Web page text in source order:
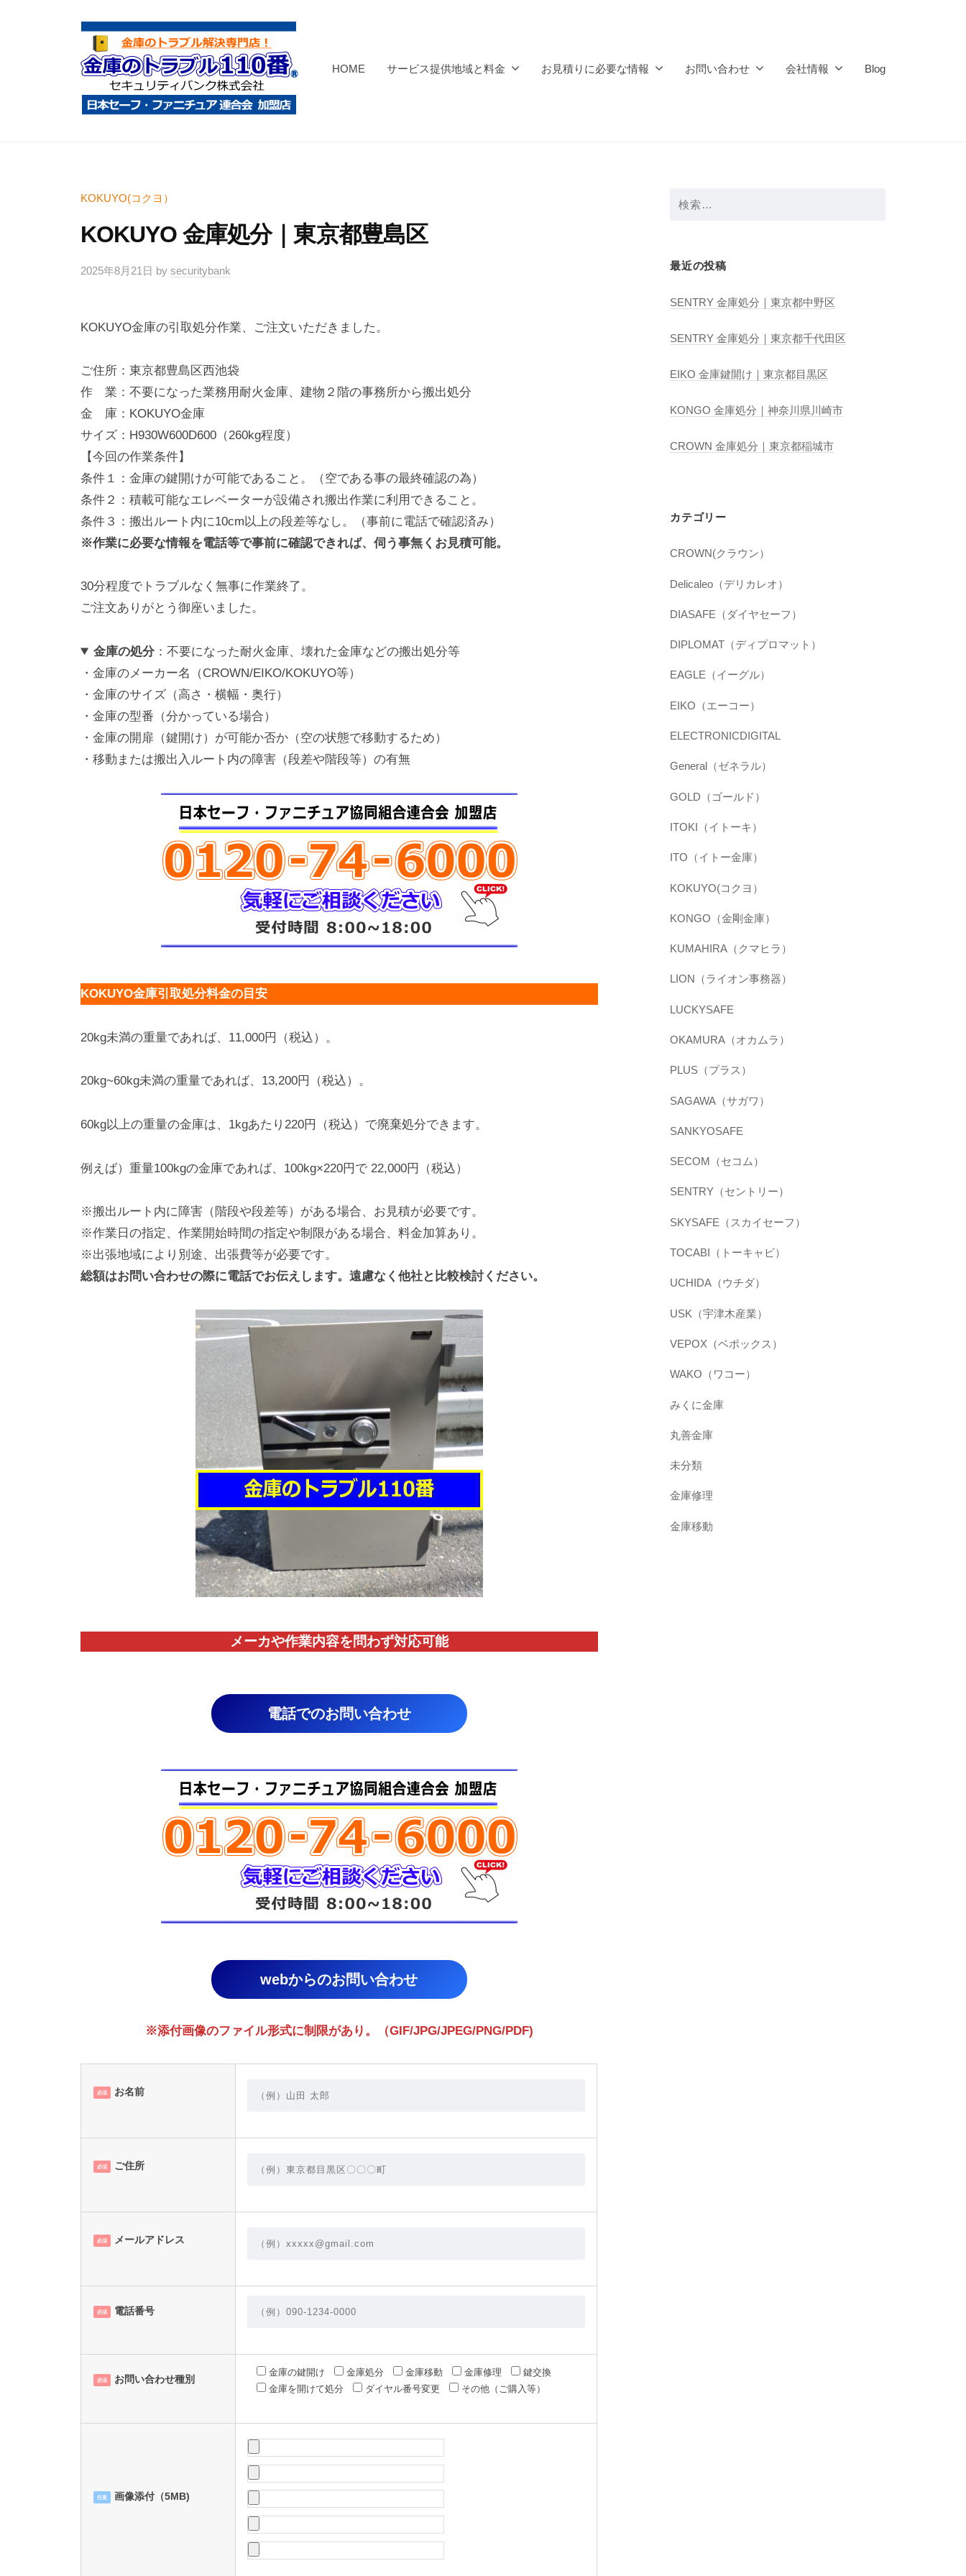
ト
ラ
ブ
ル
1
番
・
分
修
理
等
の
専
門
店
HOME サービス提供地域と料金 お見積りに必要な情報 お問い合わせ 会社情報 Blog
KOKUYO(コクヨ）
KOKUYO 金庫処分｜東京都豊島区
2025年8月21日 by securitybank
KOKUYO金庫の引取処分作業、ご注文いただきました。
ご住所：東京都豊島区西池袋
作 業：不要になった業務用耐火金庫、建物２階の事務所から搬出処分
金 庫：KOKUYO金庫
サイズ：H930W600D600（260kg程度）
【今回の作業条件】
条件１：金庫の鍵開けが可能であること。（空である事の最終確認の為）
条件２：積載可能なエレベーターが設備され搬出作業に利用できること。
条件３：搬出ルート内に10cm以上の段差等なし。（事前に電話で確認済み）
※作業に必要な情報を電話等で事前に確認できれば、伺う事無くお見積可能。
30分程度でトラブルなく無事に作業終了。
ご注文ありがとう御座いました。
金庫の処分 ：不要になった耐火金庫、壊れた金庫などの搬出処分等
・金庫のメーカー名（CROWN/EIKO/KOKUYO等）
・金庫のサイズ（高さ・横幅・奥行）
・金庫の型番（分かっている場合）
・金庫の開扉（鍵開け）が可能か否か（空の状態で移動するため）
・移動または搬出入ルート内の障害（段差や階段等）の有無
KOKUYO金庫引取処分料金の目安
20kg未満の重量であれば、11,000円（税込）。
20kg~60kg未満の重量であれば、13,200円（税込）。
60kg以上の重量の金庫は、1kgあたり220円（税込）で廃棄処分できます。
例えば）重量100kgの金庫であれば、100kg×220円で 22,000円（税込）
※搬出ルート内に障害（階段や段差等）がある場合、お見積が必要です。
※作業日の指定、作業開始時間の指定や制限がある場合、料金加算あり。
※出張地域により別途、出張費等が必要です。
総額はお問い合わせの際に電話でお伝えします。遠慮なく他社と比較検討ください。
メーカや作業内容を問わず対応可能
電話でのお問い合わせ
webからのお問い合わせ
※添付画像のファイル形式に制限があり。（GIF/JPG/JPEG/PNG/PDF)
必須 お名前
必須 ご住所
必須 メールアドレス
必須 電話番号
必須 お問い合わせ種別
金庫の鍵開け 金庫処分 金庫移動 金庫修理
鍵交換
金庫を開けて処分
ダイヤル番号変更 その他（ご購入等）
任意 画像添付（5MB)
検
最近の投稿
SENTRY 金庫処分｜東京都中野区
SENTRY 金庫処分｜東京都千代田区
EIKO 金庫鍵開け｜東京都目黒区
KONGO 金庫処分｜神奈川県川崎市
CROWN 金庫処分｜東京都稲城市
カテゴリー
CROWN(クラウン）
Delicaleo（デリカレオ）
DIASAFE（ダイヤセーフ）
DIPLOMAT（ディプロマット）
EAGLE（イーグル）
EIKO（エーコー）
ELECTRONICDIGITAL
General（ゼネラル）
GOLD（ゴールド）
ITOKI（イトーキ）
ITO（イトー金庫）
KOKUYO(コクヨ）
KONGO（金剛金庫）
KUMAHIRA（クマヒラ）
LION（ライオン事務器）
LUCKYSAFE
OKAMURA（オカムラ）
PLUS（プラス）
SAGAWA（サガワ）
SANKYOSAFE
SECOM（セコム）
SENTRY（セントリー）
SKYSAFE（スカイセーフ）
TOCABI（トーキャビ）
UCHIDA（ウチダ）
USK（宇津木産業）
VEPOX（ベポックス）
WAKO（ワコー）
みくに金庫
丸善金庫
未分類
金庫修理
金庫移動
庫
の
ト
ラ
ブ
ル
番